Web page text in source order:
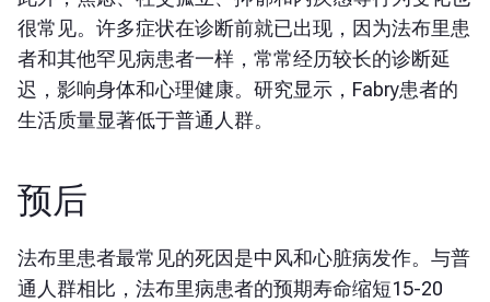
很常见。许多症状在诊断前就已出现，因为法布里患
者和其他罕见病患者一样，常常经历较长的诊断延
迟，影响身体和心理健康。研究显示，Fabry患者的
生活质量显著低于普通人群。
预后
法布里患者最常见的死因是中风和心脏病发作。与普
通人群相比，法布里病患者的预期寿命缩短15-20